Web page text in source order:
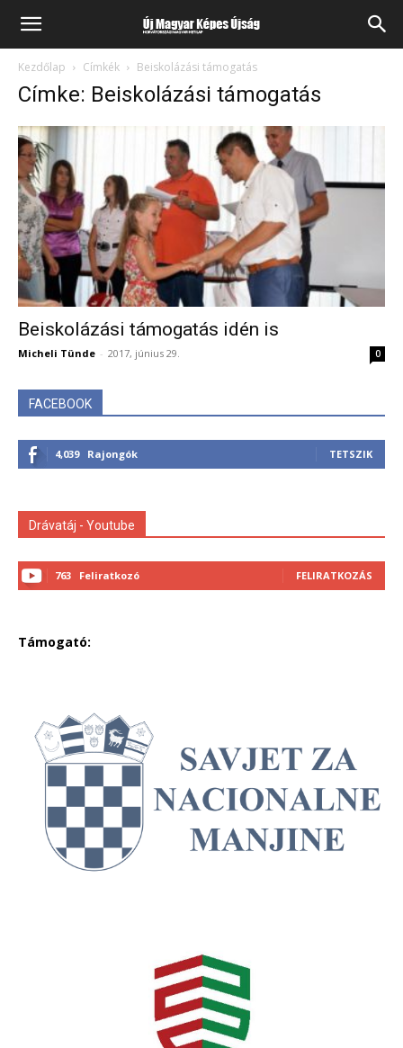
Kezdőlap Címkék Beiskolázási támogatás
Címke: Beiskolázási támogatás
Beiskolázási támogatás idén is
Micheli Tünde - 2017, június 29. 0
FACEBOOK
4,039 Rajongók TETSZIK
Drávatáj - Youtube
763 Feliratkozó FELIRATKOZÁS
Támogató: